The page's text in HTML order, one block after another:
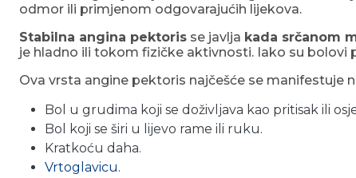
odmor ili primjenom odgovarajućih lijekova.
Stabilna angina pektoris se javlja kada srčanom
je hladno ili tokom fizičke aktivnosti. Iako su
Ova vrsta angine pektoris najčešće se manifestuje
Bol u grudima koji se doživljava kao pritisak ili
Bol koji se širi u lijevo rame ili ruku.
Kratkoću daha.
Vrtoglavicu.